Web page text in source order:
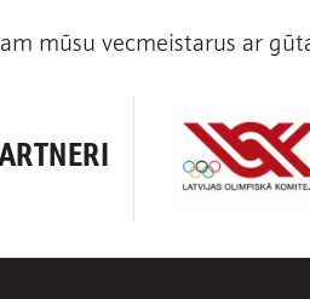
mūsu vecmeistarus ar